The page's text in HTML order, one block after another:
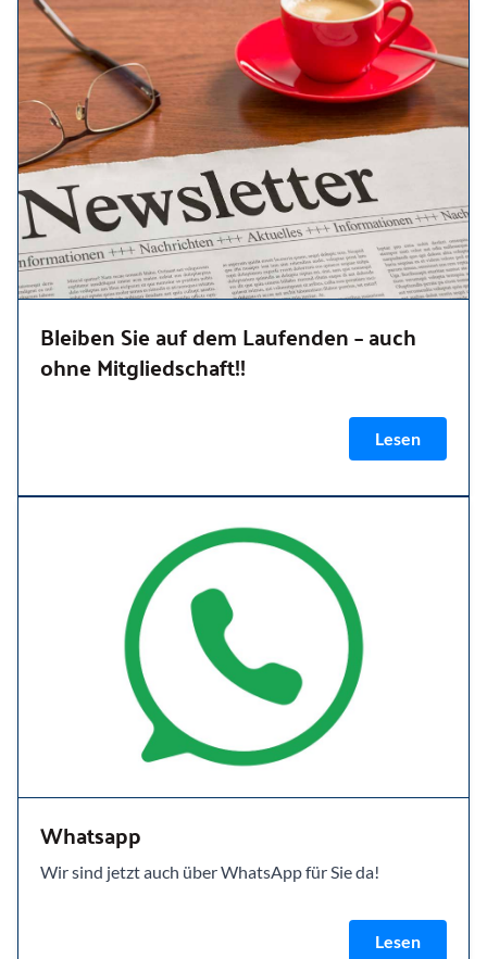
Bleiben Sie auf dem Laufenden – auch
ohne Mitgliedschaft!!
Lesen
Whatsapp
Wir sind jetzt auch über WhatsApp für Sie da!
Lesen